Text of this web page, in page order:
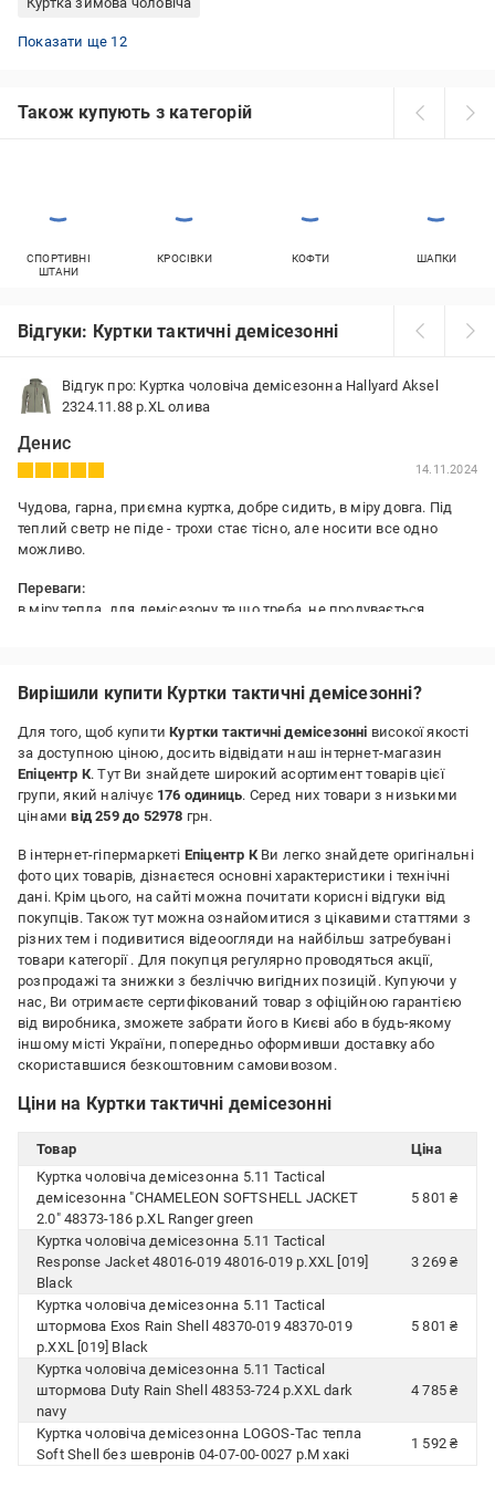
Тактичні куртки зимові
Пуховики McKinley
Jack Wolfskin куртки чоловічі
Джинсовки жіночі
Куртки жіночі Alpha Industries
Бежеві бомбери
Зимові куртки Adidas
Демісезонні парки
Жіночі лижні куртки 4F
Плюшеві куртки жіночі
Сині парки
Парки Alpha Industries
Показати ще 12
Також купують з категорій
СПОРТИВНІ
ШТАНИ
КРОСІВКИ КОФТИ ШАПКИ
Відгуки: Куртки тактичні демісезонні
Відгук про: Куртка чоловіча демісезонна Hallyard Aksel
2324.11.88 р.XL олива
Денис
14.11.2024
Чудова, гарна, приємна куртка, добре сидить, в міру довга. Під
теплий светр не піде - трохи стає тісно, але носити все одно
можливо.
Переваги:
в міру тепла, для демісезону те що треба, не продувається
Вирішили купити Куртки тактичні демісезонні?
Для того, щоб купитиКуртки тактичні демісезонні високої якості
за доступною ціною, досить відвідати наш інтернет-магазин
Епіцентр К. Тут Ви знайдете широкий асортимент товарів цієї
групи, який налічує 176 одиниць. Серед них товари з низькими
цінамивід 259 до 52978 грн.
В інтернет-гіпермаркеті Епіцентр КВи легко знайдете оригінальні
фото цих товарів, дізнаєтеся основні характеристики і технічні
дані. Крім цього, на сайті можна почитати корисні відгуки від
покупців. Також тут можна ознайомитися з цікавими статтями з
різних тем і подивитися відеоогляди на найбільш затребувані
товари категорії . Для покупця регулярно проводяться акції,
розпродажі та знижки з безліччю вигідних позицій. Купуючи у
нас, Ви отримаєте сертифікований товар з офіційною гарантією
від виробника, зможете забрати його в Києві або в будь-якому
іншому місті України, попередньо оформивши доставку або
скориставшися безкоштовним самовивозом.
Ціни на Куртки тактичні демісезонні
Товар
Ціна
Куртка чоловіча демісезонна 5.11 Tactical
демісезонна "CHAMELEON SOFTSHELL JACKET
2.0" 48373-186 р.XL Ranger green
5 801 ₴
Куртка чоловіча демісезонна 5.11 Tactical
Response Jacket 48016-019 48016-019 р.XXL [019]
Black
3 269 ₴
Куртка чоловіча демісезонна 5.11 Tactical
штормова Exos Rain Shell 48370-019 48370-019
р.XXL [019] Black
5 801 ₴
Куртка чоловіча демісезонна 5.11 Tactical
штормова Duty Rain Shell 48353-724 р.XXL dark
navy
4 785 ₴
Куртка чоловіча демісезонна LOGOS-Tac тепла
Soft Shell без шевронів 04-07-00-0027 р.M хакі
1 592 ₴